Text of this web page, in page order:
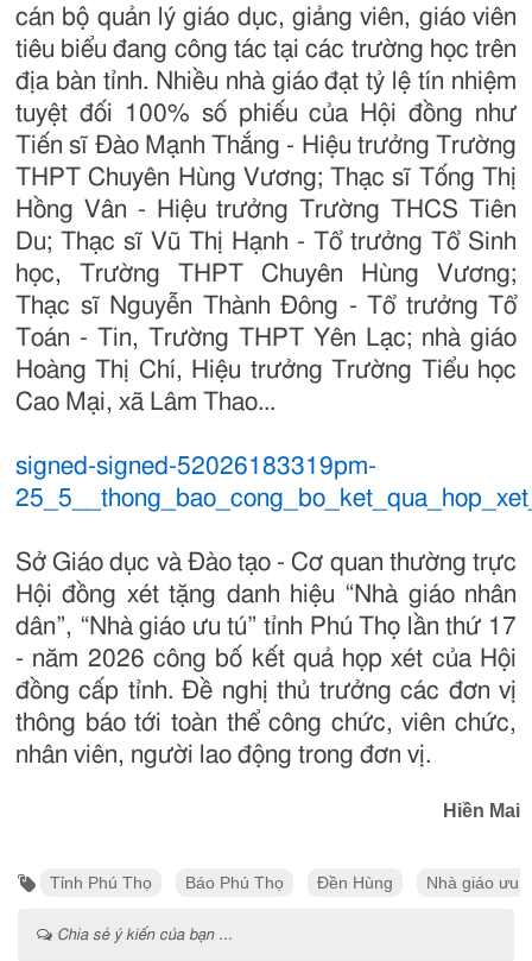
cán bộ quản lý giáo dục, giảng viên, giáo viên
tiêu biểu đang công tác tại các trường học trên
địa bàn tỉnh. Nhiều nhà giáo đạt tỷ lệ tín nhiệm
tuyệt đối 100% số phiếu của Hội đồng như
Tiến sĩ Đào Mạnh Thắng - Hiệu trưởng Trường
THPT Chuyên Hùng Vương; Thạc sĩ Tống Thị
Hồng Vân - Hiệu trưởng Trường THCS Tiên
Du; Thạc sĩ Vũ Thị Hạnh - Tổ trưởng Tổ Sinh
học, Trường THPT Chuyên Hùng Vương;
Thạc sĩ Nguyễn Thành Đông - Tổ trưởng Tổ
Toán - Tin, Trường THPT Yên Lạc; nhà giáo
Hoàng Thị Chí, Hiệu trưởng Trường Tiểu học
Cao Mại, xã Lâm Thao...
signed-signed-52026183319pm-
Sở Giáo dục và Đào tạo - Cơ quan thường trực
Hội đồng xét tặng danh hiệu “Nhà giáo nhân
dân”, “Nhà giáo ưu tú” tỉnh Phú Thọ lần thứ 17
- năm 2026 công bố kết quả họp xét của Hội
đồng cấp tỉnh. Đề nghị thủ trưởng các đơn vị
thông báo tới toàn thể công chức, viên chức,
nhân viên, người lao động trong đơn vị.
Hiền Mai
Tỉnh Phú Thọ Báo Phú Thọ Đền Hùng Nhà giáo ưu
Chia sẻ ý kiến của bạn ...